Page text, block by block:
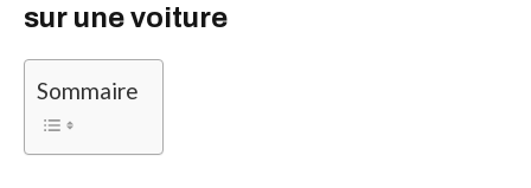
sur une voiture
Sommaire